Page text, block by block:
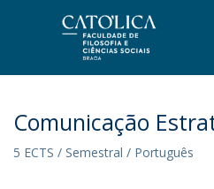
Comunicação
5 ECTS / Semestral / Português